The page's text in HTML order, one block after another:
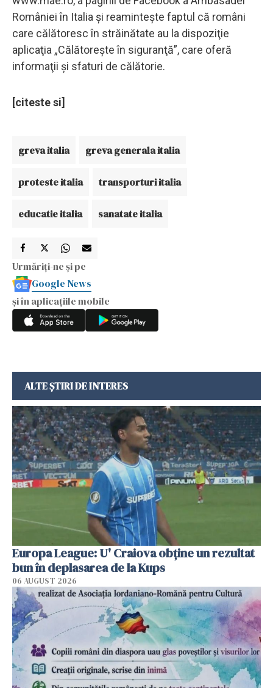
României în Italia şi reaminteşte faptul că români
care călătoresc în străinătate au la dispoziţie
aplicaţia „Călătoreşte în siguranţă”, care oferă
informaţii şi sfaturi de călătorie.
[citeste si]
greva italia greva generala italia
proteste italia transporturi italia
educatie italia sanatate italia
Urmăriți-ne și pe
Google News
și în aplicațiile mobile
ALTE ȘTIRI DE INTERES
Europa League: U' Craiova obține un rezultat
bun în deplasarea de la Kups
06 AUGUST 2026